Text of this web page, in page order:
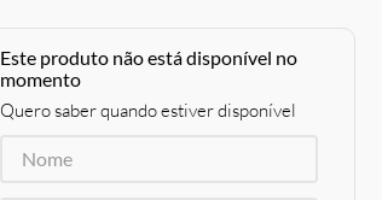
Este produto não está disponível no
momento
Quero saber quando estiver disponível